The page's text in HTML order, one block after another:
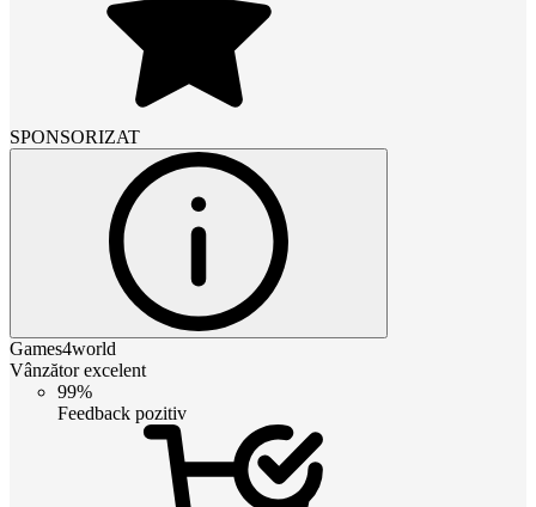
SPONSORIZAT
Games4world
Vânzător excelent
99%
Feedback pozitiv